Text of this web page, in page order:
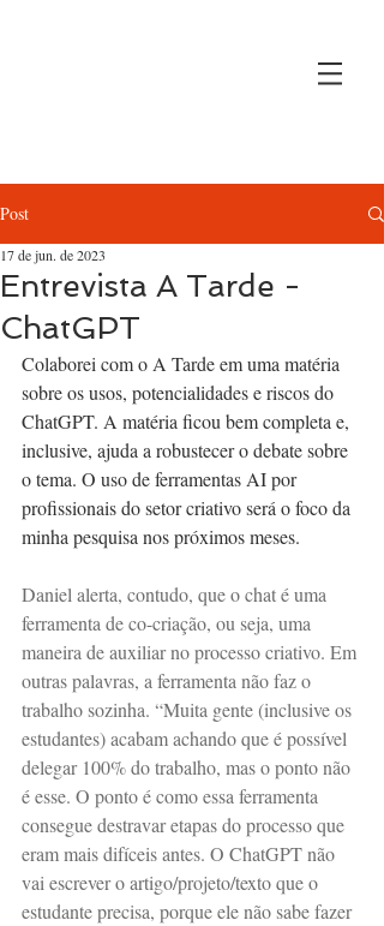
Post
Entrevista A Tarde -
ChatGPT
17 de jun. de 2023
Colaborei com o A Tarde em uma matéria
sobre os usos, potencialidades e riscos do
ChatGPT. A matéria ficou bem completa e,
inclusive, ajuda a robustecer o debate sobre
o tema. O uso de ferramentas AI por
profissionais do setor criativo será o foco da
minha pesquisa nos próximos meses.
Daniel alerta, contudo, que o chat é uma
ferramenta de co-criação, ou seja, uma
maneira de auxiliar no processo criativo. Em
outras palavras, a ferramenta não faz o
trabalho sozinha. “Muita gente (inclusive os
estudantes) acabam achando que é possível
delegar 100% do trabalho, mas o ponto não
é esse. O ponto é como essa ferramenta
consegue destravar etapas do processo que
eram mais difíceis antes. O ChatGPT não
vai escrever o artigo/projeto/texto que o
estudante precisa, porque ele não sabe fazer